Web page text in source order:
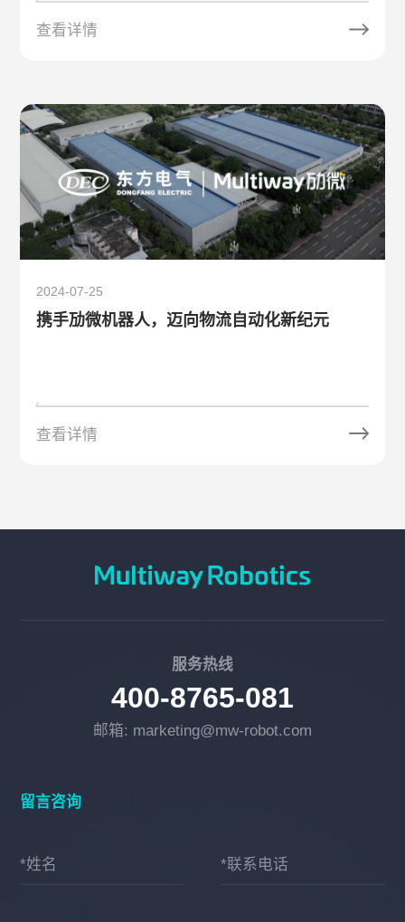
查看详情
2024-07-25
携手劢微机器人，迈向物流自动化新纪元
查看详情
服务热线
400-8765-081
邮箱: marketing@mw-robot.com
留言咨询
*姓名 *联系电话